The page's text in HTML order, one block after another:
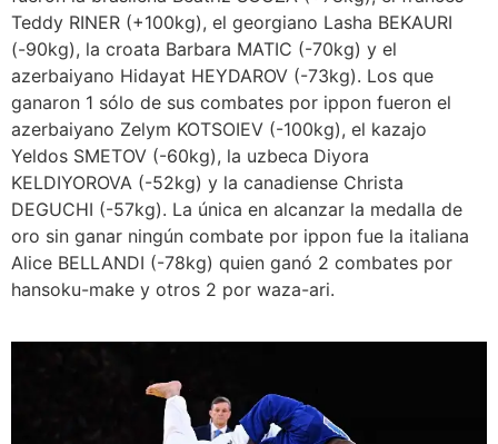
Teddy RINER (+100kg), el georgiano Lasha BEKAURI
(-90kg), la croata Barbara MATIC (-70kg) y el
azerbaiyano Hidayat HEYDAROV (-73kg). Los que
ganaron 1 sólo de sus combates por ippon fueron el
azerbaiyano Zelym KOTSOIEV (-100kg), el kazajo
Yeldos SMETOV (-60kg), la uzbeca Diyora
KELDIYOROVA (-52kg) y la canadiense Christa
DEGUCHI (-57kg). La única en alcanzar la medalla de
oro sin ganar ningún combate por ippon fue la italiana
Alice BELLANDI (-78kg) quien ganó 2 combates por
hansoku-make y otros 2 por waza-ari.